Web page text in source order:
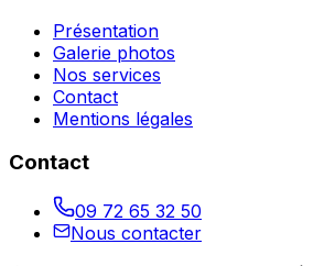
Présentation
Galerie photos
Nos services
Contact
Mentions légales
Contact
09 72 65 32 50
Nous contacter